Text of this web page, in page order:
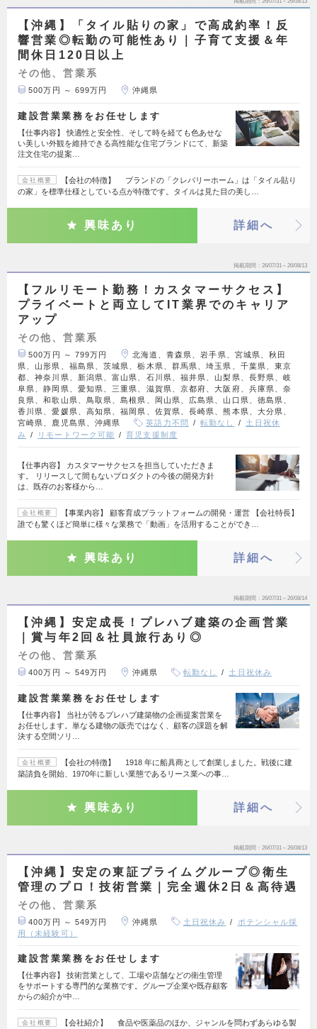
【沖縄】「タイル貼りの家」で高成約率！反
響営業◎転勤の可能性あり｜子育て支援＆年
間休日120日以上
その他、営業系
500万円 ～ 699万円 沖縄県
建設営業業務をお任せします
【仕事内容】 快適性と安全性、そして時を経ても色あせな
い美しい外観を維持できる高性能な住宅ブランドにて、新築
注文住宅の提案…
会社概要
【会社の特徴】 ブランドの「クレバリーホーム」は「タイル貼り
の家」を標準仕様としている点が特徴です。タイルは見た目の美し…
興味あり 詳細へ
掲載期間 26/07/31～26/08/13
【フルリモート勤務！カスタマーサクセス】
プライベートと両立してIT業界でのキャリア
アップ
その他、営業系
500万円 ～ 799万円
北海道、青森県、岩手県、宮城県、秋田
県、山形県、福島県、茨城県、栃木県、群馬県、埼玉県、千葉県、東京
都、神奈川県、新潟県、富山県、石川県、福井県、山梨県、長野県、岐
阜県、静岡県、愛知県、三重県、滋賀県、京都府、大阪府、兵庫県、奈
良県、和歌山県、鳥取県、島根県、岡山県、広島県、山口県、徳島県、
香川県、愛媛県、高知県、福岡県、佐賀県、長崎県、熊本県、大分県、
宮崎県、鹿児島県、沖縄県
英語力不問 転勤なし
土日祝休
み
リモートワーク可能 育児支援制度
【仕事内容】 カスタマーサクセスを担当していただきま
す。 リリースして間もないプロダクトの今後の開発方針
は、既存のお客様から…
会社概要
【事業内容】 顧客育成プラットフォームの開発・運営 【会社特長】
誰でも驚くほど簡単に様々な業務で「動画」を活用することができ…
興味あり 詳細へ
掲載期間 26/07/31～26/08/14
【沖縄】安定成長！プレハブ建築の企画営業
｜賞与年2回＆社員旅行あり◎
その他、営業系
400万円 ～ 549万円 沖縄県 転勤なし 土日祝休み
建設営業業務をお任せします
【仕事内容】 当社が誇るプレハブ建築物の企画提案営業を
お任せします。単なる建物の販売ではなく、顧客の課題を解
決する空間ソリ…
会社概要
【会社の特徴】 1918 年に船具商として創業しました。戦後に建
築請負を開始、1970年に新しい業態であるリース業への事…
興味あり 詳細へ
掲載期間 26/07/31～26/08/13
【沖縄】安定の東証プライムグループ◎衛生
管理のプロ！技術営業｜完全週休2日＆高待遇
その他、営業系
400万円 ～ 549万円 沖縄県 土日祝休み
ポテンシャル採
用（未経験可）
建設営業業務をお任せします
【仕事内容】 技術営業として、工場や店舗などの衛生管理
をサポートする専門的な業務です。グループ企業や既存顧客
からの紹介が中…
会社概要
【会社紹介】 食品や医薬品のほか、ジャンルを問わずあらゆる製